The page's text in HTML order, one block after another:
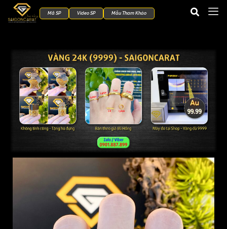
Mã SP Video SP Mẫu Tham Khảo